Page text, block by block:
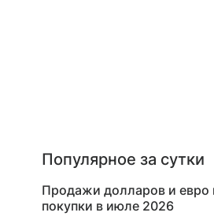
Популярное за сутки
Продажи долларов и евро
покупки в июле 2026